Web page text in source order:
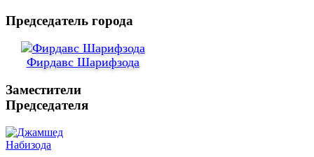
Председатель города
Фирдавс Шарифзода
Заместители
Председателя